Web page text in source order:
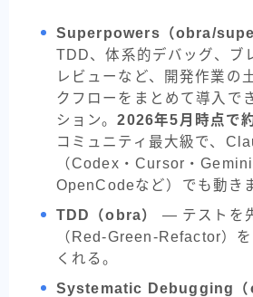
Superpowers（obra/
TDD、体系的デバッグ、ブ
レビューなど、開発作業の
クフローをまとめて導入で
ション。2026年5月時点で
コミュニティ最大級で、
（Codex・Cursor・Gemini
OpenCodeなど）でも動き
TDD（obra）
— テストを
（Red-Green-Refactor）
くれる。
Systematic Debugging（